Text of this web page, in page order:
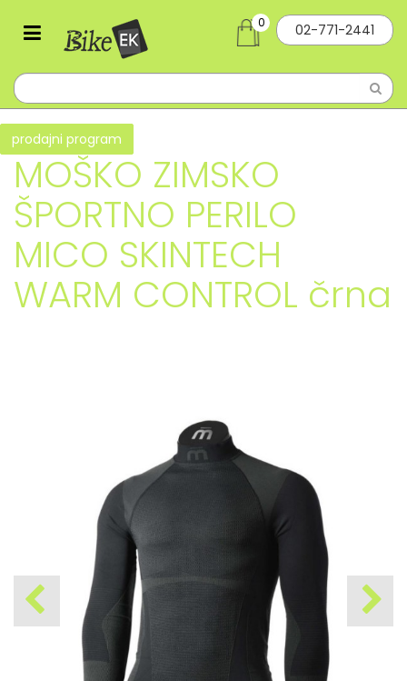
02-771-2441
0
prodajni program
MOŠKO ZIMSKO
ŠPORTNO PERILO
MICO SKINTECH
WARM CONTROL črna